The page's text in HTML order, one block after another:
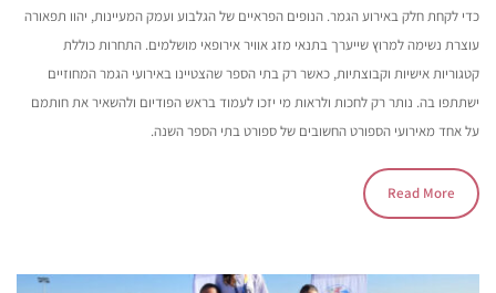
כדי לקחת חלק באירוע הגמר. הנופים הפראיים של הגלבוע ועמק המעיינות, יהוו תפאורה
עוצרת נשימה למרוץ שייערך בתנאי מזג אוויר אירופאי מושלמים. התחרות כוללת
קטגוריות אישיות וקבוצתיות, כאשר רק בתי הספר שהצטיינו באירועי הגמר המחוזיים
ישתתפו בה. נותר רק לחכות ולראות מי יזכו לעמוד בראש הפודיום ולהשאיר את חותמם
על אחד מאירועי הספורט החשובים של ספורט בתי הספר השנה.
Read More